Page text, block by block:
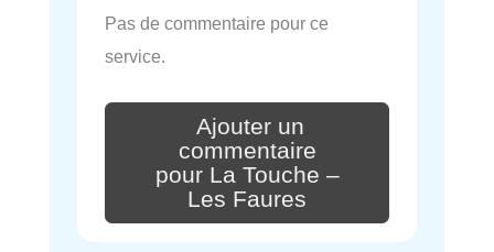
Pas de commentaire pour ce
service.
Ajouter un
commentaire
pour La Touche –
Les Faures